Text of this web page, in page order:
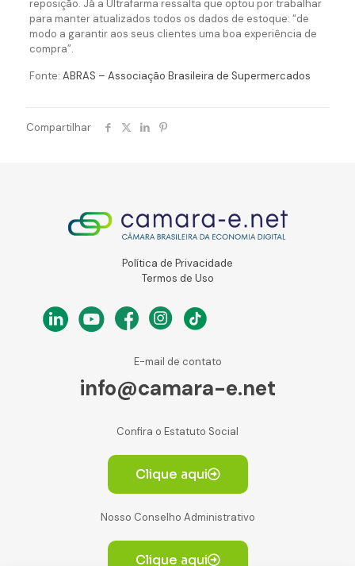
reposição. Já a Ultrafarma ressalta que optou por trabalhar
para manter atualizados todos os dados de estoque: “de
modo a garantir aos seus clientes uma boa experiência de
compra”.
Fonte: ABRAS – Associação Brasileira de Supermercados
Compartilhar
Política de Privacidade
Termos de Uso
E-mail de contato
info@camara-e.net
Confira o Estatuto Social
Clique aqui
Nosso Conselho Administrativo
Clique aqui